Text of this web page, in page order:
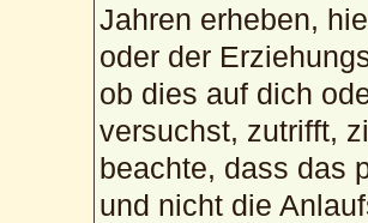
Jahren erheben,
oder der
ob dies auf dich
versuchst, zutrifft,
beachte, dass das
und nicht die